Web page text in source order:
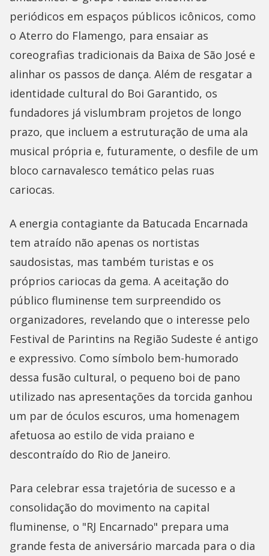
periódicos em espaços públicos icônicos, como
o Aterro do Flamengo, para ensaiar as
coreografias tradicionais da Baixa de São José e
alinhar os passos de dança. Além de resgatar a
identidade cultural do Boi Garantido, os
fundadores já vislumbram projetos de longo
prazo, que incluem a estruturação de uma ala
musical própria e, futuramente, o desfile de um
bloco carnavalesco temático pelas ruas
cariocas.
A energia contagiante da Batucada Encarnada
tem atraído não apenas os nortistas
saudosistas, mas também turistas e os
próprios cariocas da gema. A aceitação do
público fluminense tem surpreendido os
organizadores, revelando que o interesse pelo
Festival de Parintins na Região Sudeste é antigo
e expressivo. Como símbolo bem-humorado
dessa fusão cultural, o pequeno boi de pano
utilizado nas apresentações da torcida ganhou
um par de óculos escuros, uma homenagem
afetuosa ao estilo de vida praiano e
descontraído do Rio de Janeiro.
Para celebrar essa trajetória de sucesso e a
consolidação do movimento na capital
fluminense, o "RJ Encarnado" prepara uma
grande festa de aniversário marcada para o dia